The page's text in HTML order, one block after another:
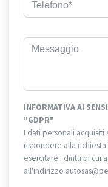
INFORMATIVA AI
"GDPR"
I dati personali
rispondere alla
esercitare i diritti di cui
all'indirizzo